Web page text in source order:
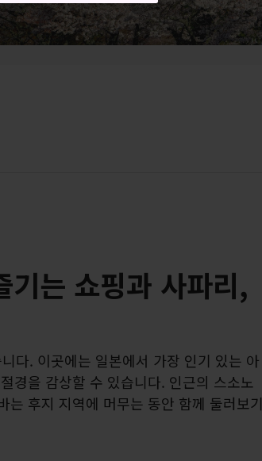
기는 쇼핑과 사파리,
다. 이곳에는 일본에서 가장 인기 있는 아
경을 감상할 수 있습니다. 인근의 스소노
는 후지 지역에 머무는 동안 함께 둘러보기